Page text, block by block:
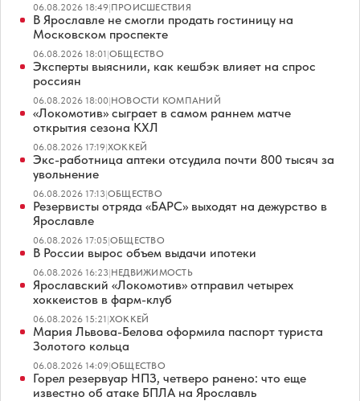
06.08.2026 18:49|ПРОИСШЕСТВИЯ
В Ярославле не смогли продать гостиницу на
Московском проспекте
06.08.2026 18:01|ОБЩЕСТВО
Эксперты выяснили, как кешбэк влияет на спрос
россиян
06.08.2026 18:00|НОВОСТИ КОМПАНИЙ
«Локомотив» сыграет в самом раннем матче
открытия сезона КХЛ
06.08.2026 17:19|ХОККЕЙ
Экс-работница аптеки отсудила почти 800 тысяч за
увольнение
06.08.2026 17:13|ОБЩЕСТВО
Резервисты отряда «БАРС» выходят на дежурство в
Ярославле
06.08.2026 17:05|ОБЩЕСТВО
В России вырос объем выдачи ипотеки
06.08.2026 16:23|НЕДВИЖИМОСТЬ
Ярославский «Локомотив» отправил четырех
хоккеистов в фарм-клуб
06.08.2026 15:21|ХОККЕЙ
Мария Львова-Белова оформила паспорт туриста
Золотого кольца
06.08.2026 14:09|ОБЩЕСТВО
Горел резервуар НПЗ, четверо ранено: что еще
известно об атаке БПЛА на Ярославль